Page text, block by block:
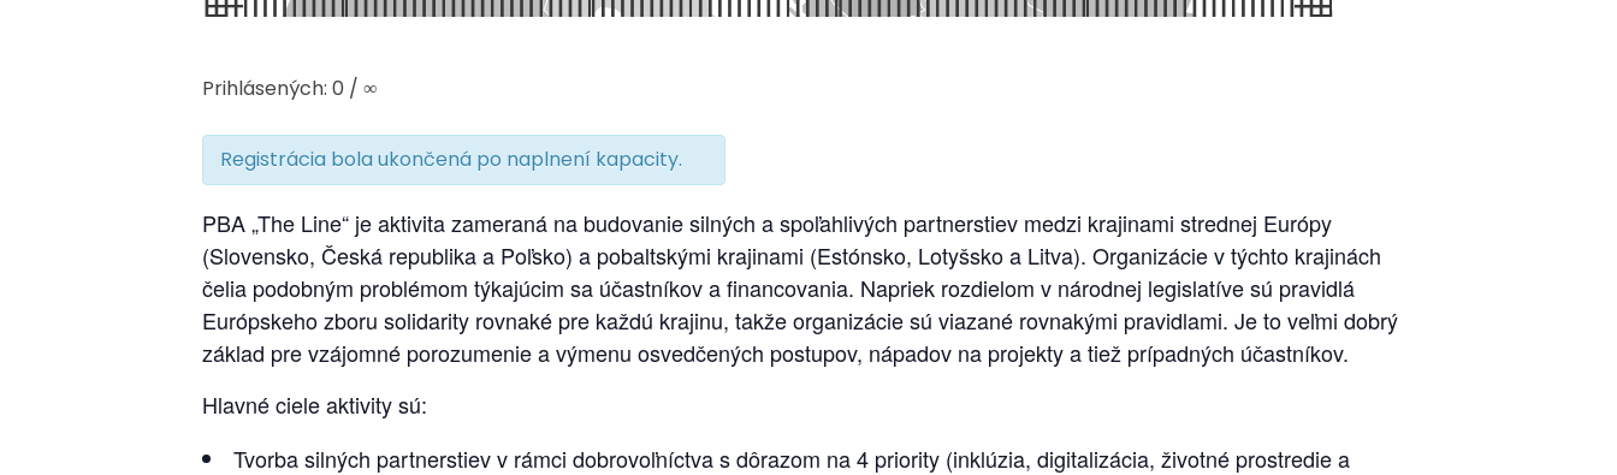
Prihlásených: 0 / ∞
Registrácia bola ukončená po naplnení kapacity.
PBA „The Line“ je aktivita zameraná na budovanie silných a spoľahlivých partnerstiev medzi krajinami strednej Európy
(Slovensko, Česká republika a Poľsko) a pobaltskými krajinami (Estónsko, Lotyšsko a Litva). Organizácie v týchto krajinách
čelia podobným problémom týkajúcim sa účastníkov a financovania. Napriek rozdielom v národnej legislatíve sú pravidlá
Európskeho zboru solidarity rovnaké pre každú krajinu, takže organizácie sú viazané rovnakými pravidlami. Je to veľmi dobrý
základ pre vzájomné porozumenie a výmenu osvedčených postupov, nápadov na projekty a tiež prípadných účastníkov.
Hlavné ciele aktivity sú:
Tvorba silných partnerstiev v rámci dobrovoľníctva s dôrazom na 4 priority (inklúzia, digitalizácia, životné prostredie a